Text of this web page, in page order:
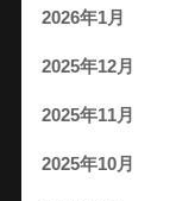
2026年1月
2025年12月
2025年11月
2025年10月